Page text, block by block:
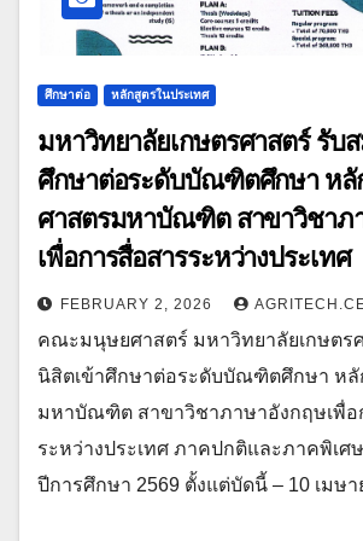
ศึกษาต่อ หลักสูตรในประเทศ
มหาวิทยาลัยเกษตรศาสตร์ รับ
ศึกษาต่อระดับบัณฑิตศึกษา หลั
ศาสตรมหาบัณฑิต สาขาวิชาภ
เพื่อการสื่อสารระหว่างประเทศ
FEBRUARY 2, 2026
คณะมนุษยศาสตร์ มหาวิทยาลัยเกษตร
นิสิตเข้าศึกษาต่อระดับบัณฑิตศึกษา หลั
มหาบัณฑิต สาขาวิชาภาษาอังกฤษเพื่อ
ระหว่างประเทศ ภาคปกติและภาคพิเศ
ปีการศึกษา 2569 ตั้งแต่บัดนี้ – 10 เมษา